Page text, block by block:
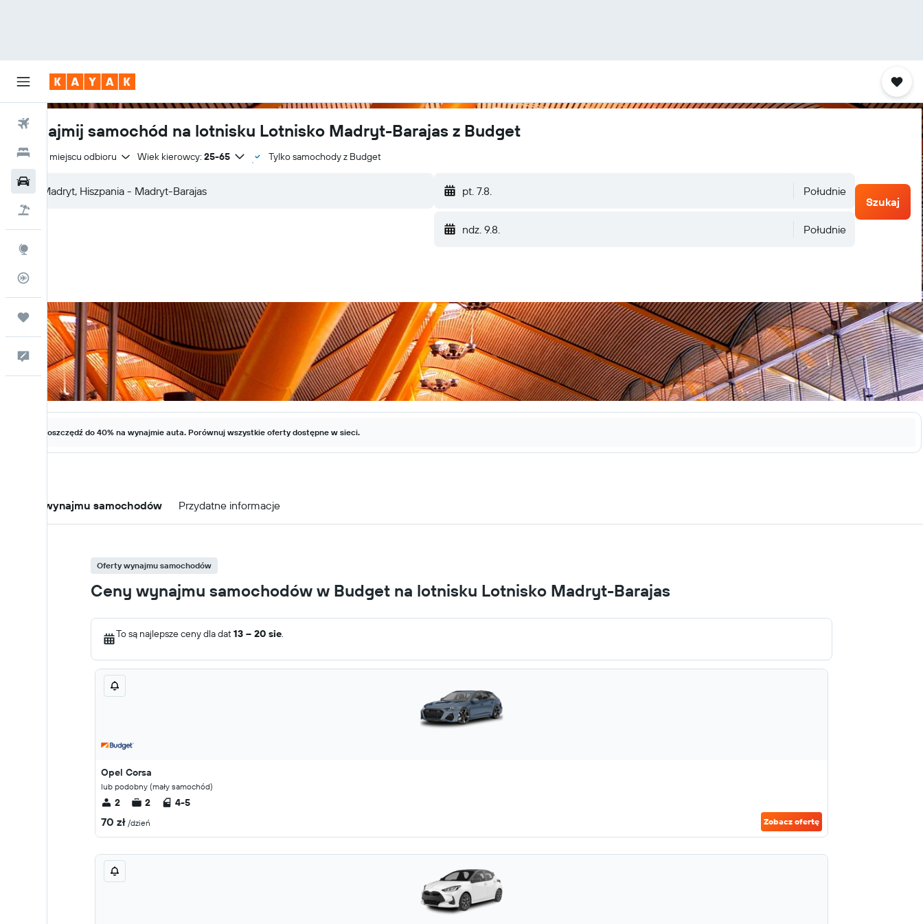
Loty
Hotele
Trips
Kontakt
Wynajmij samochód na lotnisku Lotnisko Madryt-Barajas z Budget
Zwrot w miejscu odbioru Wiek kierowcy: 25-65 Tylko samochody z Budget
pt. 7.8. Południe
ndz. 9.8. Południe
Szukaj
Zaoszczędź do 40% na wynajmie auta. Porównuj wszystkie oferty dostępne w sieci.
Oferty wynajmu samochodów Przydatne informacje
Oferty wynajmu samochodów
Ceny wynajmu samochodów w Budget na lotnisku Lotnisko Madryt-Barajas
To są najlepsze ceny dla dat13 – 20 sie.
Opel Corsa
lub podobny (mały samochód)
2 2 4-5
70 zł /dzień Zobacz ofertę